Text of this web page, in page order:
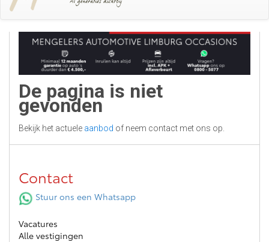
De pagina is niet
gevonden
Bekijk het actuele aanbod of neem contact met ons op.
Contact
Stuur ons een Whatsapp
Vacatures
Alle vestigingen